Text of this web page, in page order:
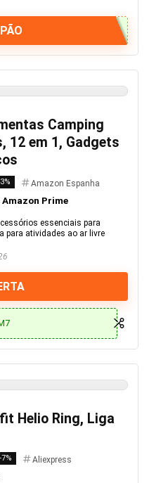
Camping
12 em 1, Gadgets
Amazon Espanha
Prime
essenciais para
para atividades ao ar livre
Helio Ring, Liga
-7% Aliexpress